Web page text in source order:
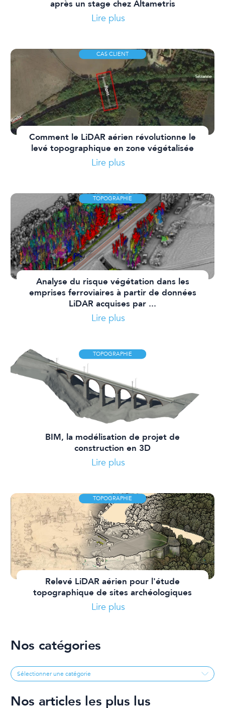
après un stage chez Altametris
Lire plus
CAS CLIENT
Comment le LiDAR aérien révolutionne le
levé topographique en zone végétalisée
Lire plus
TOPOGRAPHIE
Analyse du risque végétation dans les
emprises ferroviaires à partir de données
LiDAR acquises par ...
Lire plus
TOPOGRAPHIE
BIM, la modélisation de projet de
construction en 3D
Lire plus
TOPOGRAPHIE
Relevé LiDAR aérien pour l'étude
topographique de sites archéologiques
Lire plus
Nos catégories
Nos articles les plus lus